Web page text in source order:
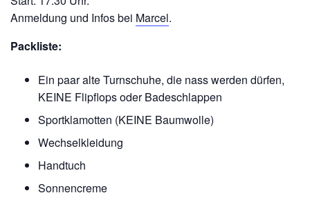
Anmeldung und Infos bei Marcel.
Packliste:
Ein paar alte Turnschuhe, die nass werden dürfen,
KEINE Flipflops oder Badeschlappen
Sportklamotten (KEINE Baumwolle)
Wechselkleidung
Handtuch
Sonnencreme